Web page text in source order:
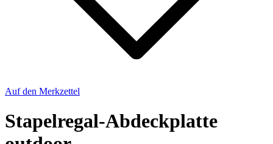
Auf den Merkzettel
Stapelregal-Abdeckplatte